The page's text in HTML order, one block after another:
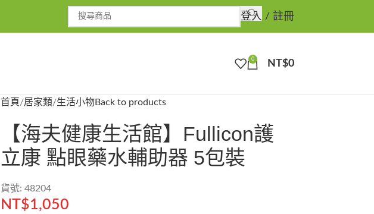
登入 / 註冊
0 NT$0
首頁 居家類 生活小物Back to products
【海夫健康生活館】Fullicon護
立康 點眼藥水輔助器 5包裝
貨號: 48204
NT$1,050